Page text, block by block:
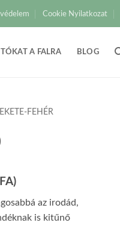
Cookie Nyilatkozat
A FALRA BLOG
FEHÉR
az irodád,
is kitűnő